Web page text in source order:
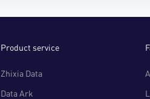
Product service
Zhixia Data
Data Ark